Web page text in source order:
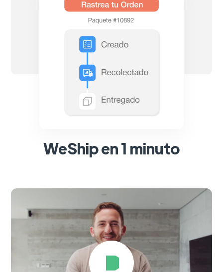
WeShip en 1 minuto